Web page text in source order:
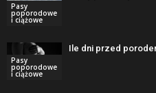
Pasy
poporodowe
i ciążowe
Pasy
poporodowe
i ciążowe
Ile dni przed